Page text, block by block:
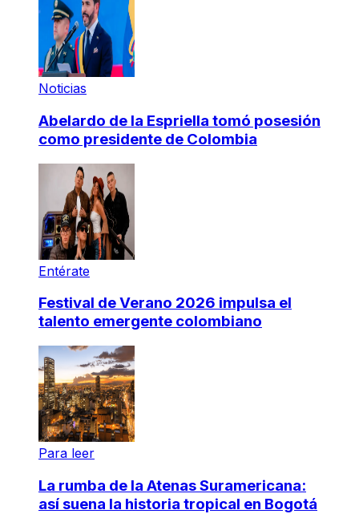
Noticias
Abelardo de la Espriella tomó posesión
como presidente de Colombia
Entérate
Festival de Verano 2026 impulsa el
talento emergente colombiano
Para leer
La rumba de la Atenas Suramericana:
así suena la historia tropical en Bogotá